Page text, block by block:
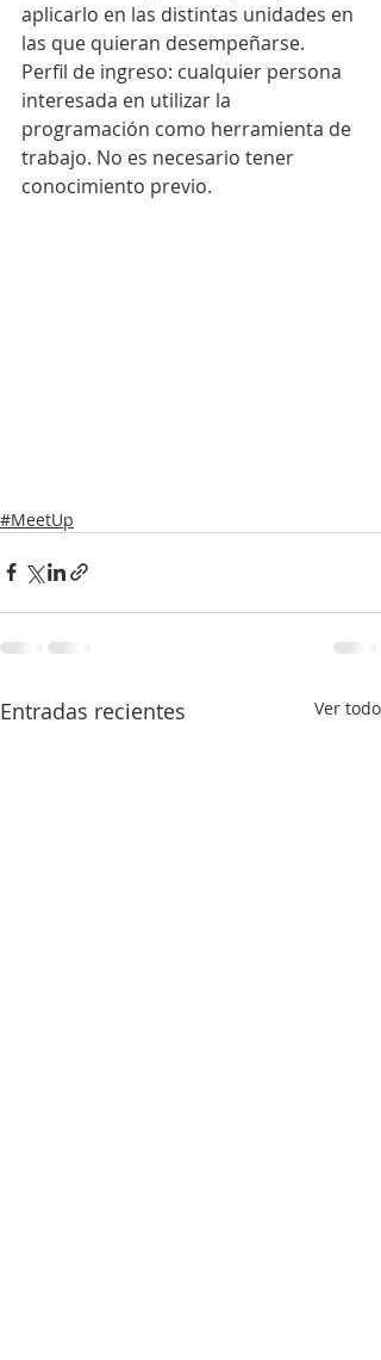
aplicarlo en las distintas unidades en
las que quieran desempeñarse.
Perfil de ingreso: cualquier persona
interesada en utilizar la
programación como herramienta de
trabajo. No es necesario tener
conocimiento previo.
#MeetUp
Entradas recientes Ver todo